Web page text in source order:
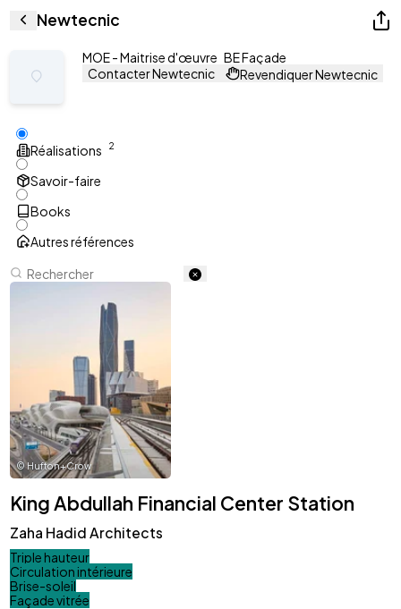
Newtecnic
MOE - Maitrise d'œuvre BE Façade
Contacter Newtecnic
Revendiquer Newtecnic
Réalisations 2
Savoir-faire
Books
Autres références
©Hufton+Crow
King Abdullah Financial Center Station
Zaha Hadid Architects
Triple hauteur
Circulation intérieure
Brise-soleil
Façade vitrée